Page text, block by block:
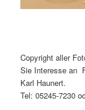
Copyright aller
Sie Interesse an
Karl Haunert.
Tel: 05245-7230